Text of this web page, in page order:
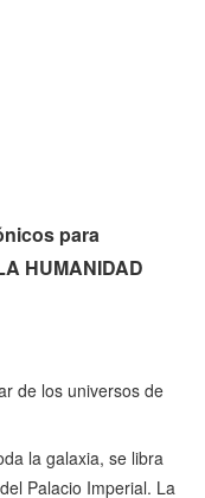
para
HUMANIDAD
de los universos de
la galaxia, se libra
Palacio Imperial. La